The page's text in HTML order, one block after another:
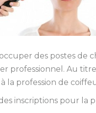
des postes de
professionnel. Au
à la profession de
inscriptions pour la